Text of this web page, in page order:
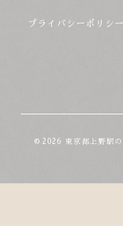
プライバシーポリシー
© 2026 東京都上野駅